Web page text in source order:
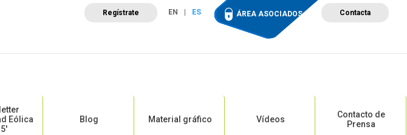
Regístrate EN ES ÁREA ASOCIADOS Contacta
Campus de Formación
Eólica
Blog Material gráfico Vídeos
Contacto de
Prensa